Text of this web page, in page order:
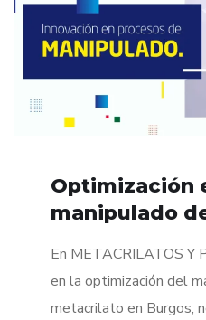
Optimización
manipulado
En METACRILATOS Y
en la optimización del
metacrilato en Burgos,